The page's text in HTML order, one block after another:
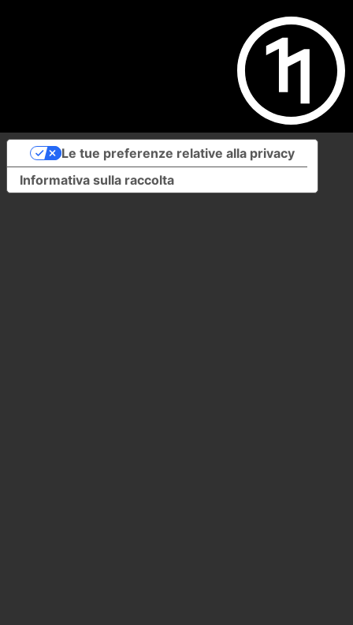
Informativa sulla raccolta
Le tue preferenze relative alla privacy